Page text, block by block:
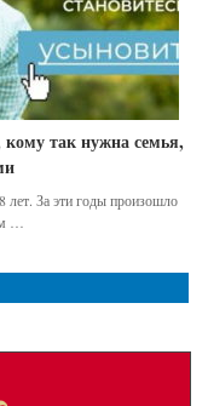
кому так нужна семья,
лет. За эти годы произошло
…